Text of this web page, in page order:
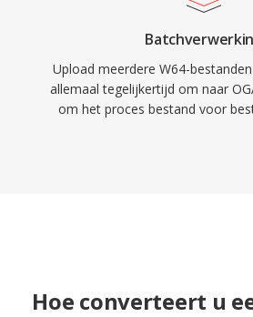
Upload meerdere W64-
allemaal tegelijkertijd om naar
om het proces bestand voor
Hoe converteert u